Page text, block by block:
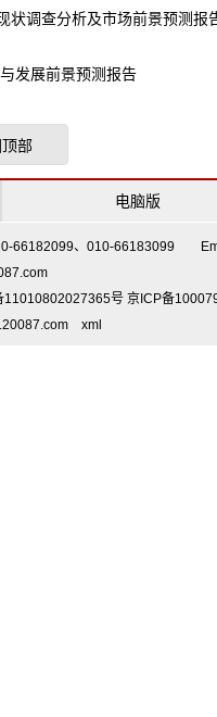
状调查分析及市场前景预测报
发展前景预测报告
部
电脑版
66182099、010-66183099
号 京ICP备
xml